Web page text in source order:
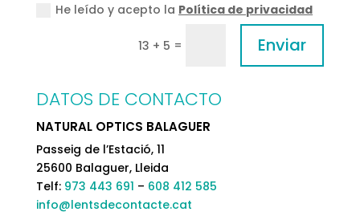
He leído y acepto la Política de privacidad
13 + 5 = Enviar
DATOS DE CONTACTO
NATURAL OPTICS BALAGUER
Passeig de l’Estació, 11
25600 Balaguer, Lleida
Telf: 973 443 691 – 608 412 585
info@lentsdecontacte.cat